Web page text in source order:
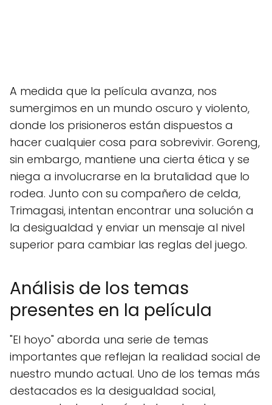
A medida que la película avanza, nos
sumergimos en un mundo oscuro y violento,
donde los prisioneros están dispuestos a
hacer cualquier cosa para sobrevivir. Goreng,
sin embargo, mantiene una cierta ética y se
niega a involucrarse en la brutalidad que lo
rodea. Junto con su compañero de celda,
Trimagasi, intentan encontrar una solución a
la desigualdad y enviar un mensaje al nivel
superior para cambiar las reglas del juego.
Análisis de los temas
presentes en la película
"El hoyo" aborda una serie de temas
importantes que reflejan la realidad social de
nuestro mundo actual. Uno de los temas más
destacados es la desigualdad social,